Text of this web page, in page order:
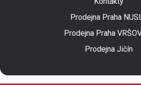
Prodejna Praha
Prodejna Praha
Prodejna Jičín